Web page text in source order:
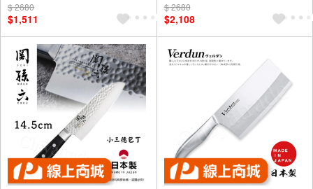
$ 2680
$1,511
$ 2680
$2,108